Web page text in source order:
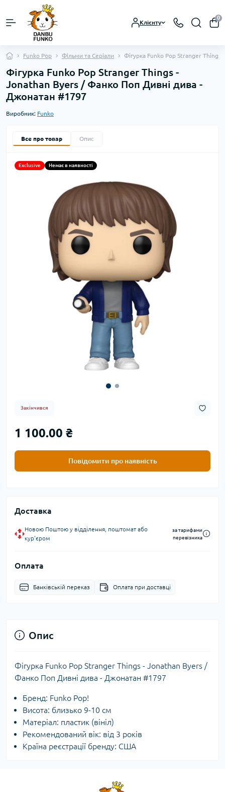
Клієнту
0
Funko Pop Фільми та Серіали Фігурка Funko Pop Stranger
Фігурка Funko Pop Stranger Things -
Jonathan Byers / Фанко Поп Дивні дива -
Джонатан #1797
Виробник: Funko
Все про товар Опис
Exclusive Немає в наявності
Закінчився
1 100.00 ₴
Повідомити про наявність
Доставка
Новою Поштою у відділення, поштомат або
кур'єром
за тарифами
перевізника
Оплата
Банківській переказ Оплата при доставці
Опис
Фігурка Funko Pop Stranger Things - Jonathan Byers /
Фанко Поп Дивні дива - Джонатан #1797
Бренд: Funko Pop!
Висота: близько 9-10 см
Матеріал: пластик (вініл)
Рекомендований вік: від 3 років
Країна реєстрації бренду: США